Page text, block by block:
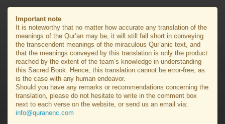
Important note
It is noteworthy that no matter how accurate any translation of the
meanings of the Qur’an may be, it will still fall short in conveying
the transcendent meanings of the miraculous Qur’anic text, and
that the meanings conveyed by this translation is only the product
reached by the extent of the team’s knowledge in understanding
this Sacred Book. Hence, this translation cannot be error-free, as
is the case with any human endeavor.
Should you have any remarks or recommendations concerning the
translation, please do not hesitate to write in the comment box
next to each verse on the website, or send us an email via:
info@quranenc.com